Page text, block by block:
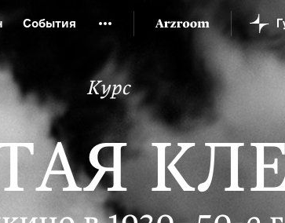
События
Новая Третьяковка Онлайн-университет
Русский язык от «гой еси» до «лол кек»
Русская литература XX века
Курс